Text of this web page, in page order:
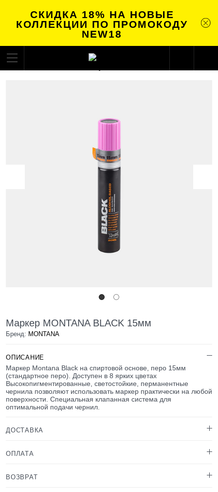
СКИДКА 18% НА НОВЫЕ
КОЛЛЕКЦИИ ПО ПРОМОКОДУ
NEW18
Маркер MONTANA BLACK 15мм
Бренд: MONTANA
ОПИСАНИЕ
Маркер Montana Black на спиртовой основе, перо 15мм
(стандартное перо). Доступен в 8 ярких цветах
Высокопигментированные, светостойкие, перманентные
чернила позволяют использовать маркер практически на любой
поверхности. Специальная клапанная система для
оптимальной подачи чернил.
ДОСТАВКА
ОПЛАТА
ВОЗВРАТ